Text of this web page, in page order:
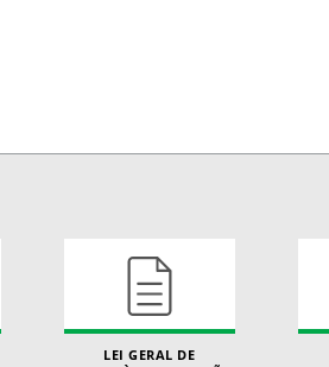
LEI GERAL DE